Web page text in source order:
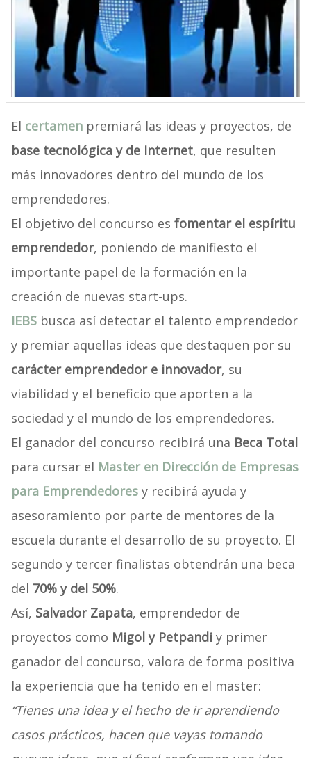
El certamenpremiará las ideas y proyectos, de
base tecnológica y de Internet, que resulten
más innovadores dentro del mundo de los
emprendedores.
El objetivo del concurso es fomentar el espíritu
emprendedor, poniendo de manifiesto el
importante papel de la formación en la
creación de nuevas start-ups.
IEBSbusca así detectar el talento emprendedor
y premiar aquellas ideas que destaquen por su
carácter emprendedor e innovador, su
viabilidad y el beneficio que aporten a la
sociedad y el mundo de los emprendedores.
El ganador del concurso recibirá una Beca Total
para cursar el Master en Dirección de Empresas
para Emprendedoresy recibirá ayuda y
asesoramiento por parte de mentores de la
escuela durante el desarrollo de su proyecto. El
segundo y tercer finalistas obtendrán una beca
del 70% y del 50%.
Así, Salvador Zapata, emprendedor de
proyectos como Migol y Petpandiy primer
ganador del concurso, valora de forma positiva
la experiencia que ha tenido en el master:
“Tienes una idea y el hecho de ir aprendiendo
casos prácticos, hacen que vayas tomando